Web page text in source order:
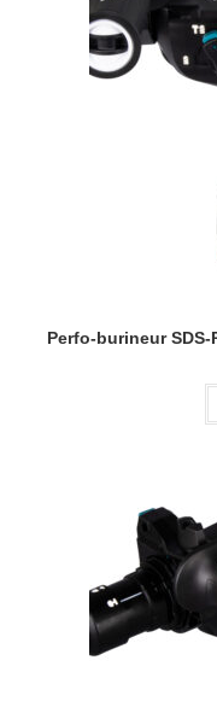
Perfo-burineur SDS-